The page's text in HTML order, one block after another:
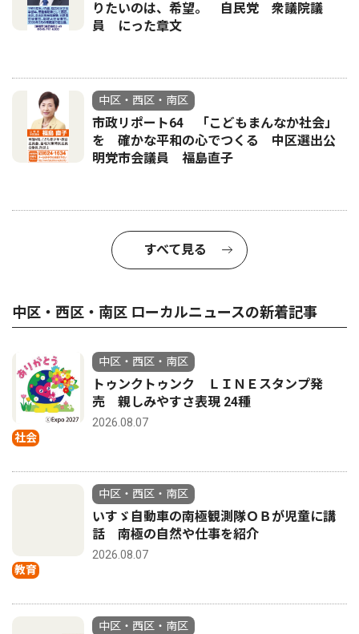
りたいのは、希望。 自民党 衆議院議
員 にった章文
中区・西区・南区
市政リポート64 「こどもまんなか社会」
を 確かな平和の心でつくる 中区選出公
明党市会議員 福島直子
すべて見る
中区・西区・南区 ローカルニュースの新着記事
社会
中区・西区・南区
トゥンクトゥンク ＬＩＮＥスタンプ発
売 親しみやすさ表現 24種
2026.08.07
教育
中区・西区・南区
いすゞ自動車の南極観測隊ＯＢが児童に講
話 南極の自然や仕事を紹介
2026.08.07
中区・西区・南区